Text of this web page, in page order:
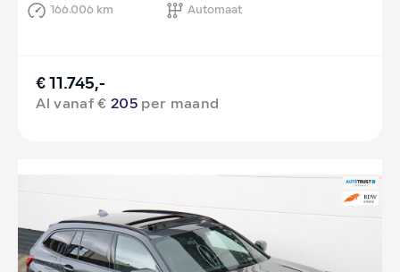
166.006 km
Automaat
€ 11.745,-
Al vanaf €205 per maand